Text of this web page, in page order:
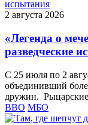
2 августа 2026
«Легенда о
разведческие
С 25 июля по 2
объединивший
дружин. Рыцарские
ВВО МБО